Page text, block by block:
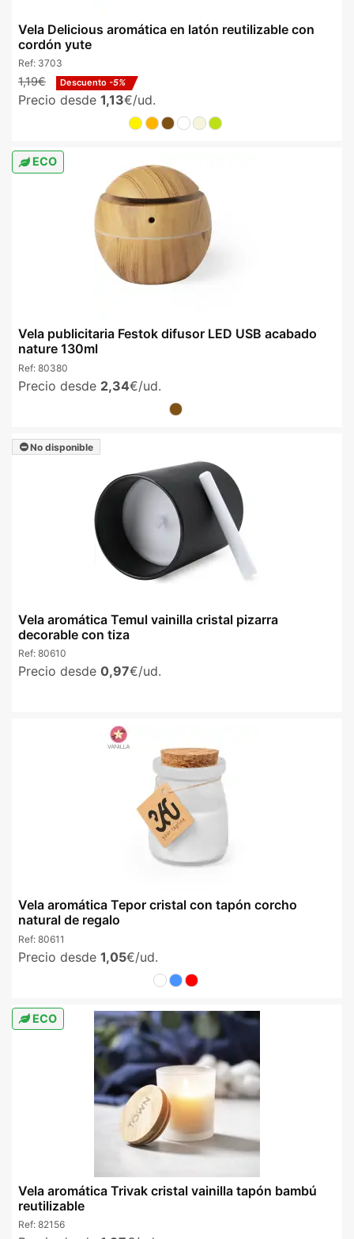
Vela Delicious aromática en latón reutilizable con
cordón yute
Ref: 3703
1,19€ Descuento -5%
Precio desde 1,13€/ud.
ECO
Vela publicitaria Festok difusor LED USB acabado
nature 130ml
Ref: 80380
Precio desde 2,34€/ud.
No disponible
Vela aromática Temul vainilla cristal pizarra
decorable con tiza
Ref: 80610
Precio desde 0,97€/ud.
Vela aromática Tepor cristal con tapón corcho
natural de regalo
Ref: 80611
Precio desde 1,05€/ud.
ECO
Vela aromática Trivak cristal vainilla tapón bambú
reutilizable
Ref: 82156